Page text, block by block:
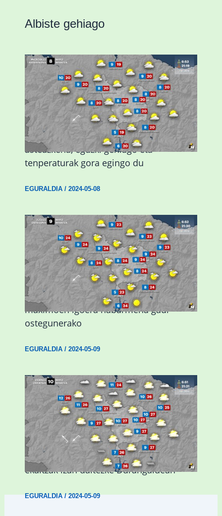
Albiste gehiago
Eguraldiak hobera egingo du gaur,
asteazkena, eguzki gehiago eta
tenperaturak gora egingo du
EGURALDIA/ 2024-05-08
Giro eguzkitsua eta tenperatura
maximoen igoera nabarmena gaur
ostegunerako
EGURALDIA/ 2024-05-09
Asteburuan 25 gradu baino gehiago eta
ekaitzak izan daitezke Durangaldean
EGURALDIA/2024-05-09